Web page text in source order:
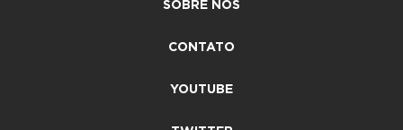
SOBRE NÓS
CONTATO
YOUTUBE